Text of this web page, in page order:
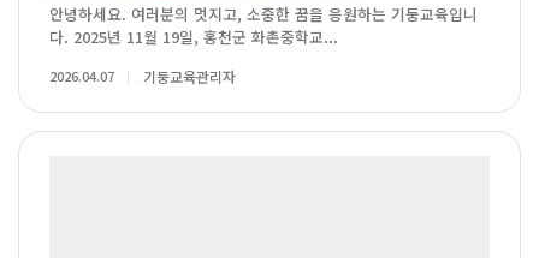
안녕하세요. 여러분의 멋지고, 소중한 꿈을 응원하는 기둥교육입니
다. 2025년 11월 19일, 홍천군 화촌중학교...
2026.04.07 기둥교육관리자